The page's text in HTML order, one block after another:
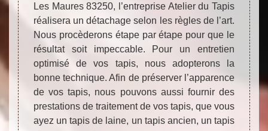
Les Maures 83250, l’entreprise Atelier du Tapis
réalisera un détachage selon les règles de l’art.
Nous procèderons étape par étape pour que le
résultat soit impeccable. Pour un entretien
optimisé de vos tapis, nous adopterons la
bonne technique. Afin de préserver l’apparence
de vos tapis, nous pouvons aussi fournir des
prestations de traitement de vos tapis, que vous
ayez un tapis de laine, un tapis ancien, un tapis